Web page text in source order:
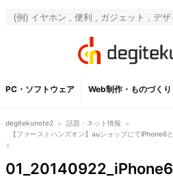
PC・ソフトウェア Web制作・ものづくり
degitekunote2 > 話題・ネット情報
>
【ファーストハンズオン】auショップにてiPhone6
>